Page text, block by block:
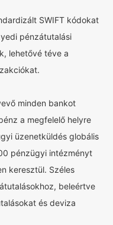
SWIFT kódokat
pénzátutalási
lehetővé téve a
minden bankot
a megfelelő helyre
üzenetküldés globális
pénzügyi intézményt
keresztül. Széles
beleértve
és deviza